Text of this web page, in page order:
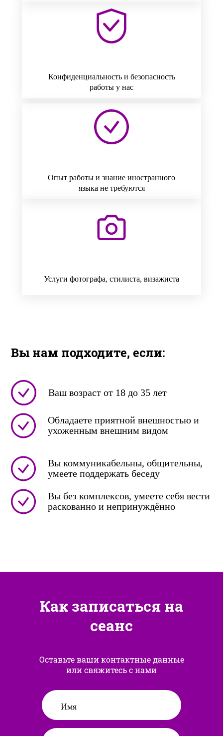
Конфиденциальность и безопасность
работы у нас
Опыт работы и знание иностранного
языка не требуются
Услуги фотографа, стилиста, визажиста
Вы нам подходите, если:
Ваш возраст от 18 до 35 лет
Обладаете приятной внешностью и
ухоженным внешним видом
Вы коммуникабельны, общительны,
умеете поддержать беседу
Вы без комплексов, умеете себя вести
раскованно и непринуждённо
Как записаться на
сеанс
Оставьте ваши контактные данные
или свяжитесь с нами